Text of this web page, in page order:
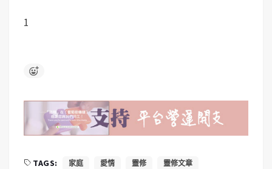
1
TAGS: 家庭 愛情 靈修 靈修文章